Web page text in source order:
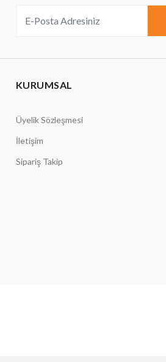
KURUMSAL
Üyelik Sözleşmesi
İletişim
Sipariş Takip